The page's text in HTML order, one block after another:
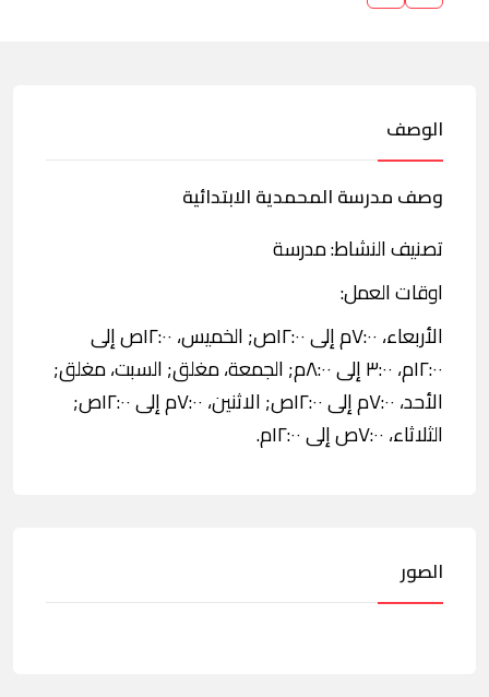
الوصف
وصف مدرسة المحمدية الابتدائية
تصنيف النشاط: مدرسة
اوقات العمل:
الأربعاء، ٧:٠٠م إلى ١٢:٠٠ص; الخميس، ١٢:٠٠ص إلى
١٢:٠٠م، ٣:٠٠ إلى ٨:٠٠م; الجمعة، مغلق; السبت، مغلق;
الأحد، ٧:٠٠م إلى ١٢:٠٠ص; الاثنين، ٧:٠٠م إلى ١٢:٠٠ص;
الثلاثاء، ٧:٠٠ص إلى ١٢:٠٠م.
الصور